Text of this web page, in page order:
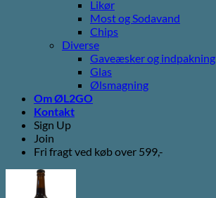
Likør
Most og Sodavand
Chips
Diverse
Gaveæsker og indpakning
Glas
Ølsmagning
Om ØL2GO
Kontakt
Sign Up
Join
Fri fragt ved køb over 599,-